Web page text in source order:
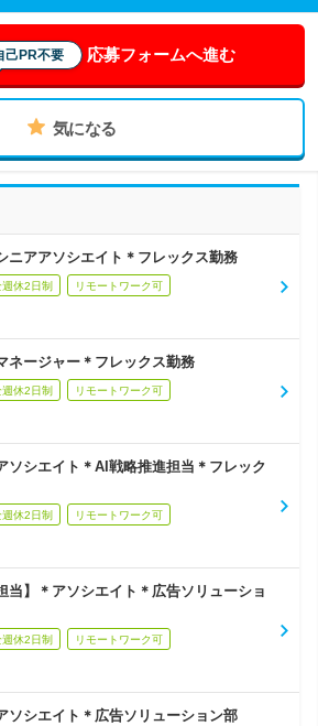
己PR不要 応募フォームへ進む
気になる
ニアアソシエイト＊フレックス勤務
休2日制 リモートワーク可
ネージャー＊フレックス勤務
休2日制 リモートワーク可
ソシエイト＊AI戦略推進担当＊フレック
休2日制 リモートワーク可
当】＊アソシエイト＊広告ソリューショ
休2日制 リモートワーク可
ソシエイト＊広告ソリューション部